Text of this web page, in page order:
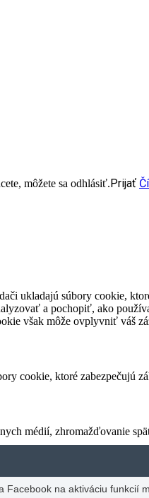
môžete sa odhlásiť.Prijať
ukladajú súbory cookie,
a pochopiť, ako
však môže ovplyvniť váš
cookie, ktoré zabezpečujú
médií, zhromažďovanie
Facebook na aktiváciu funkcií